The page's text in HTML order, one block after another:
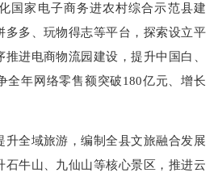
国家电子商务进农村综合示范县建
多多、玩物得志等平台，探索设立平
进电商物流园建设，提升中国白、
全年网络零售额突破180亿元、增长
全域旅游，编制全县文旅融合发展
石牛山、九仙山等核心景区，推进云